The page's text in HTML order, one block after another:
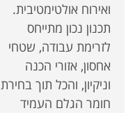
ואירוח אולטימטיבית.
תכנון נכון מתייחס
לזרימת עבודה, שטחי
אחסון, אזורי הכנה
וניקיון, והכל תוך בחירת
חומר הגלם העמיד